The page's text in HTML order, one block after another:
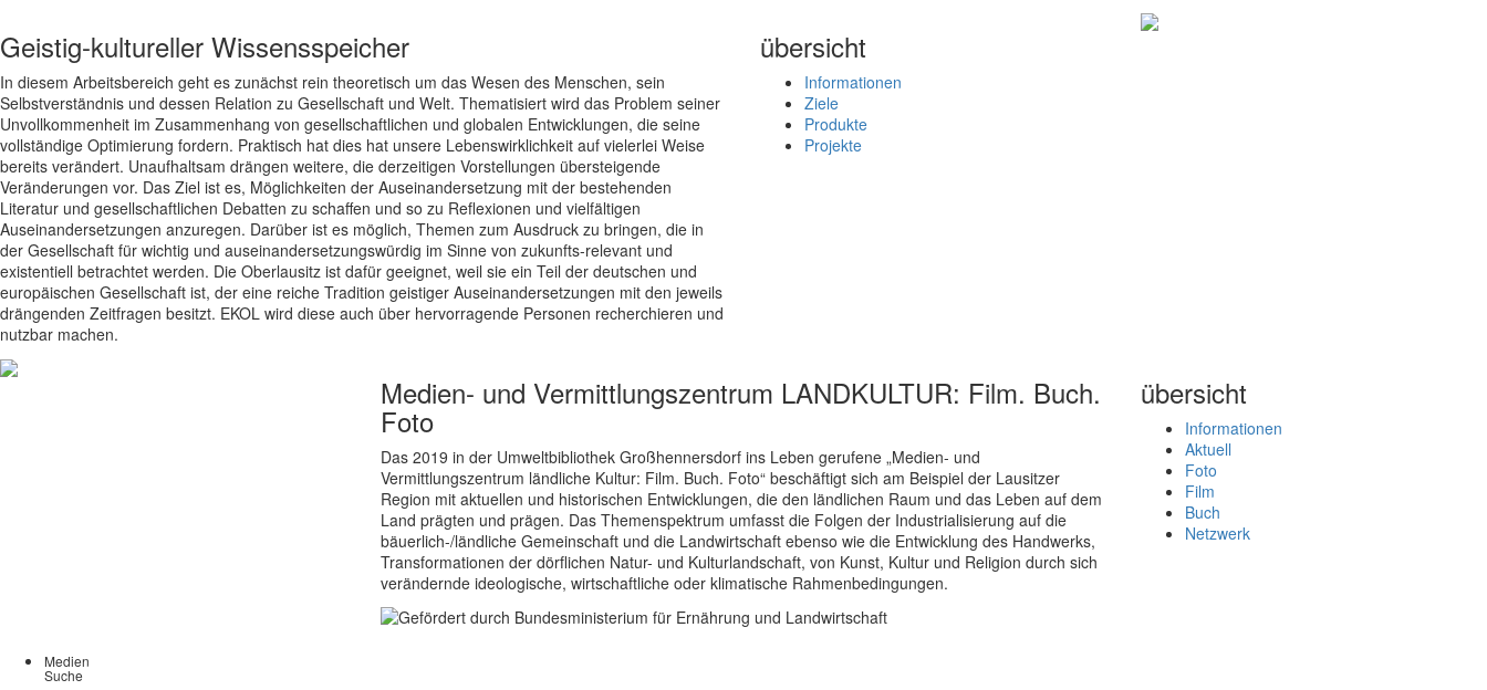
Geistig-kultureller Wissensspeicher
In diesem Arbeitsbereich geht es zunächst rein theoretisch um das Wesen des Menschen, sein
Selbstverständnis und dessen Relation zu Gesellschaft und Welt. Thematisiert wird das Problem seiner
Unvollkommenheit im Zusammenhang von gesellschaftlichen und globalen Entwicklungen, die seine
vollständige Optimierung fordern. Praktisch hat dies hat unsere Lebenswirklichkeit auf vielerlei Weise
bereits verändert. Unaufhaltsam drängen weitere, die derzeitigen Vorstellungen übersteigende
Veränderungen vor. Das Ziel ist es, Möglichkeiten der Auseinandersetzung mit der bestehenden
Literatur und gesellschaftlichen Debatten zu schaffen und so zu Reflexionen und vielfältigen
Auseinandersetzungen anzuregen. Darüber ist es möglich, Themen zum Ausdruck zu bringen, die in
der Gesellschaft für wichtig und auseinandersetzungswürdig im Sinne von zukunfts-relevant und
existentiell betrachtet werden. Die Oberlausitz ist dafür geeignet, weil sie ein Teil der deutschen und
europäischen Gesellschaft ist, der eine reiche Tradition geistiger Auseinandersetzungen mit den jeweils
drängenden Zeitfragen besitzt. EKOL wird diese auch über hervorragende Personen recherchieren und
nutzbar machen.
übersicht
Informationen
Ziele
Produkte
Projekte
Medien- und Vermittlungszentrum LANDKULTUR: Film. Buch.
Foto
Das 2019 in der Umweltbibliothek Großhennersdorf ins Leben gerufene „Medien- und
Vermittlungszentrum ländliche Kultur: Film. Buch. Foto“ beschäftigt sich am Beispiel der Lausitzer
Region mit aktuellen und historischen Entwicklungen, die den ländlichen Raum und das Leben auf dem
Land prägten und prägen. Das Themenspektrum umfasst die Folgen der Industrialisierung auf die
bäuerlich-/ländliche Gemeinschaft und die Landwirtschaft ebenso wie die Entwicklung des Handwerks,
Transformationen der dörflichen Natur- und Kulturlandschaft, von Kunst, Kultur und Religion durch sich
verändernde ideologische, wirtschaftliche oder klimatische Rahmenbedingungen.
übersicht
Informationen
Aktuell
Foto
Film
Buch
Netzwerk
Medien
Suche